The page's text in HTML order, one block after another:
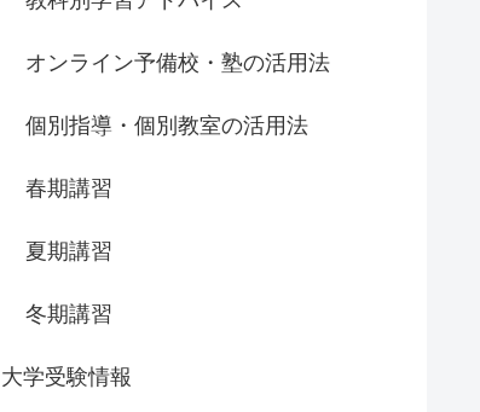
オンライン予備校・塾の活用法
個別指導・個別教室の活用法
春期講習
夏期講習
冬期講習
大学受験情報